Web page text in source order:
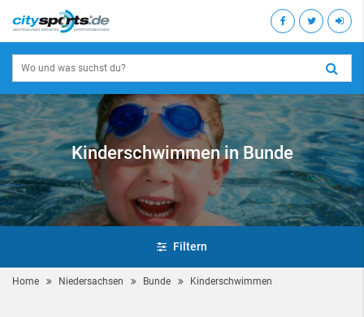
Kinderschwimmen in Bunde
Filtern
Home Niedersachsen Bunde Kinderschwimmen